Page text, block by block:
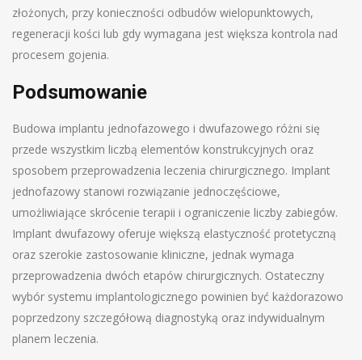
złożonych, przy konieczności odbudów wielopunktowych,
regeneracji kości lub gdy wymagana jest większa kontrola nad
procesem gojenia.
Podsumowanie
Budowa implantu jednofazowego i dwufazowego różni się
przede wszystkim liczbą elementów konstrukcyjnych oraz
sposobem przeprowadzenia leczenia chirurgicznego. Implant
jednofazowy stanowi rozwiązanie jednoczęściowe,
umożliwiające skrócenie terapii i ograniczenie liczby zabiegów.
Implant dwufazowy oferuje większą elastyczność protetyczną
oraz szerokie zastosowanie kliniczne, jednak wymaga
przeprowadzenia dwóch etapów chirurgicznych. Ostateczny
wybór systemu implantologicznego powinien być każdorazowo
poprzedzony szczegółową diagnostyką oraz indywidualnym
planem leczenia.